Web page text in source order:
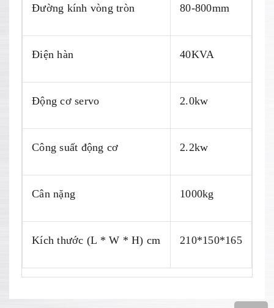
Đường kính vòng tròn 80-800mm
Điện hàn 40KVA
Động cơ servo 2.0kw
Công suất động cơ 2.2kw
Cân nặng 1000kg
Kích thước (L * W * H) cm 210*150*165